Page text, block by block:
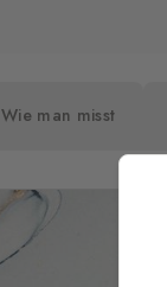
Wie man misst